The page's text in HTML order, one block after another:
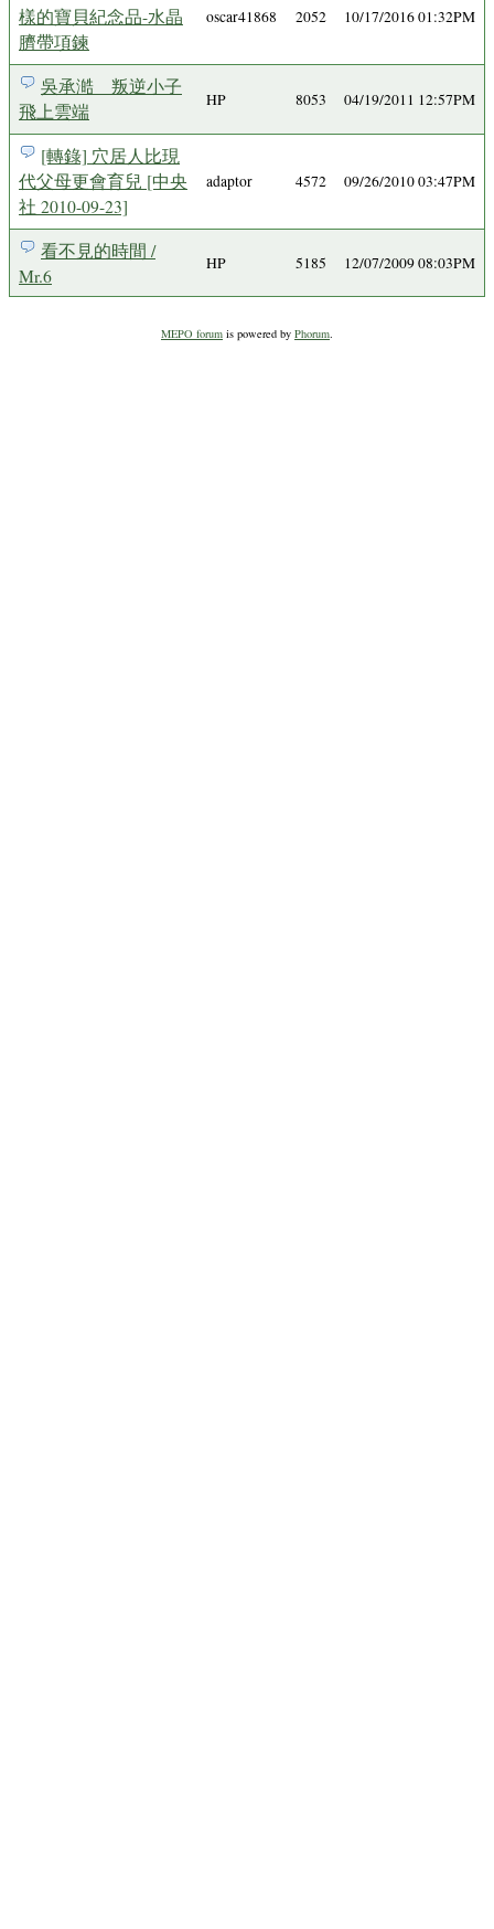
樣的寶貝紀念品-水晶
臍帶項鍊
oscar41868 2052 10/17/2016 01:32PM
吳承澔 叛逆小子
飛上雲端
HP 8053 04/19/2011 12:57PM
[轉錄] 穴居人比現
代父母更會育兒 [中央
社 2010-09-23]
adaptor 4572 09/26/2010 03:47PM
看不見的時間 /
Mr.6
HP 5185 12/07/2009 08:03PM
MEPO forum is powered by Phorum.